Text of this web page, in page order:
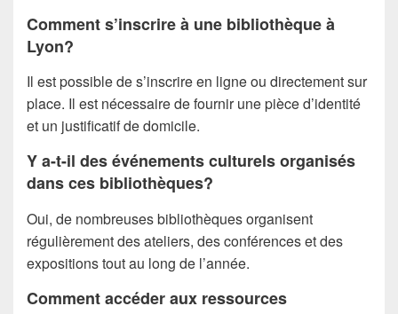
Comment s’inscrire à une bibliothèque à
Lyon?
Il est possible de s’inscrire en ligne ou directement sur
place. Il est nécessaire de fournir une pièce d’identité
et un justificatif de domicile.
Y a-t-il des événements culturels organisés
dans ces bibliothèques?
Oui, de nombreuses bibliothèques organisent
régulièrement des ateliers, des conférences et des
expositions tout au long de l’année.
Comment accéder aux ressources